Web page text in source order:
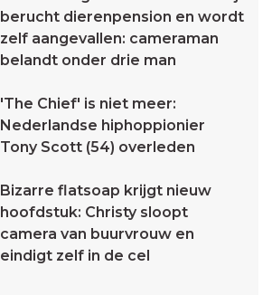
berucht dierenpension en wordt
zelf aangevallen: cameraman
belandt onder drie man
'The Chief' is niet meer:
Nederlandse hiphoppionier
Tony Scott (54) overleden
Bizarre flatsoap krijgt nieuw
hoofdstuk: Christy sloopt
camera van buurvrouw en
eindigt zelf in de cel